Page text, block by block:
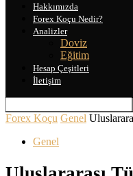
Hakkımızda
Forex Koçu Nedir?
Analizler
Doviz
Eğitim
Hesap Çeşitleri
İletişim
Forex Koçu Genel
Genel